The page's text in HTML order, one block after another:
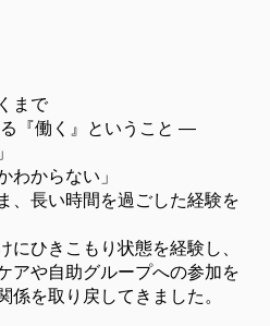
まで
『働く』ということ ―
わからない」
、長い時間を過ごした経験を
にひきこもり状態を経験し、
アや自助グループへの参加を
係を取り戻してきました。